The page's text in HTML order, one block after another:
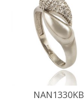
NAN1330KB